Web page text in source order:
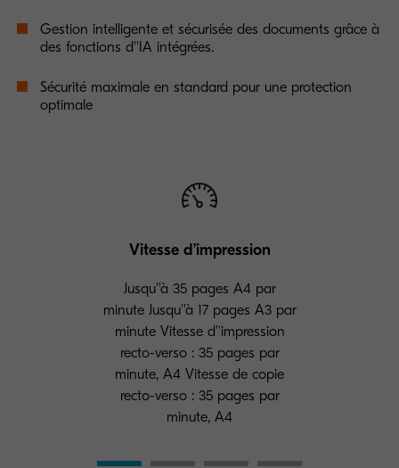
Gestion intelligente et sécurisée des documents grâce à
des fonctions d''IA intégrées.
Sécurité maximale en standard pour une protection
optimale
Vitesse d’impression
Jusqu''à 35 pages A4 par
minute Jusqu''à 17 pages A3 par
minute Vitesse d''impression
recto-verso : 35 pages par
minute, A4 Vitesse de copie
recto-verso : 35 pages par
minute, A4